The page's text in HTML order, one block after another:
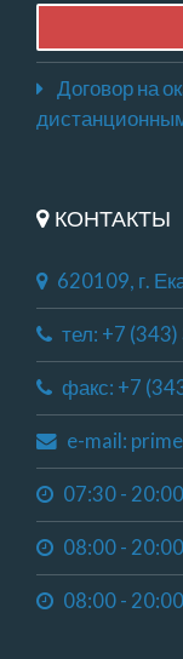
Договор на
КОНТАКТЫ
620109, г.
тел: +7
факс: +7
e-mail:
07:30 -
08:00 -
08:00 -